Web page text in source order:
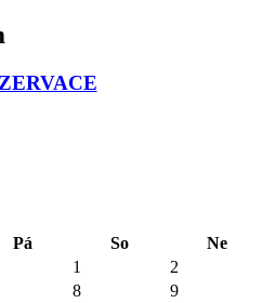
Pá So
Ne
1
2
8 9